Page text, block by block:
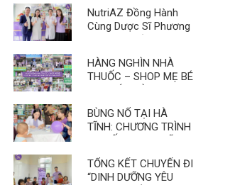
NutriAZ Đồng Hành
Cùng Dược Sĩ Phương
Thuốc An Phú!
HÀNG NGHÌN NHÀ
THUỐC – SHOP MẸ BÉ
QUỐC
BÙNG NỔ TẠI HÀ
TĨNH: CHƯƠNG TRÌNH
BAO GIỜ HẾT!
TỔNG KẾT CHUYẾN ĐI
“DINH DƯỠNG YÊU